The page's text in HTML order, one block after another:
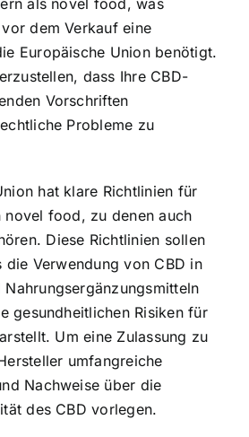
dem Verkauf eine
Europäische Union benötigt.
dass Ihre CBD-
Vorschriften
Probleme zu
hat klare Richtlinien für
novel food, zu denen auch
Diese Richtlinien sollen
die Verwendung von CBD in
gesundheitlichen Risiken für
Um eine Zulassung zu
umfangreiche
Nachweise über die
des CBD vorlegen.